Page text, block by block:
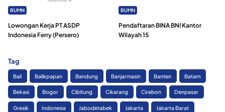
BUMN
Lowongan Kerja PT ASDP
Indonesia Ferry (Persero)
BUMN
Pendaftaran BINA BNI Kantor
Wilayah 15
Tag
Bali Balikpapan Bandung Banjarmasin Banten Batam
Bekasi Bogor Cibitung Cikarang Cirebon Denpasar
Gresik Indonesia Jabodetabek Jakarta Jakarta Barat